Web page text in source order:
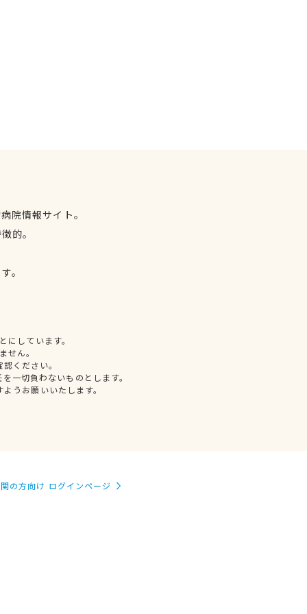
院情報サイト。
的。
。
しています。
せん。
ください。
一切負わないものとします。
うお願いいたします。
の方向け ログインページ